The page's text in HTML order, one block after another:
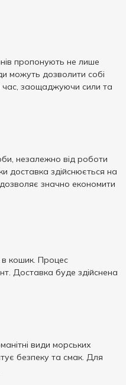
пропонують не лише
можуть дозволити собі
час, заощаджуючи сили та
незалежно від роботи
доставка здійснюється на
значно економити
в кошик. Процес
Доставка буде здійснена
види морських
безпеку та смак. Для